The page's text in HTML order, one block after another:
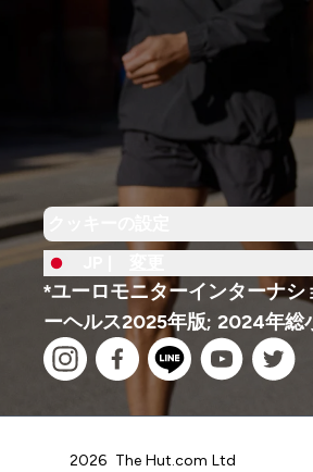
*ユーロモニターインターナ
ーヘルス2025年版; 2024年総
2026 The Hut.com Ltd